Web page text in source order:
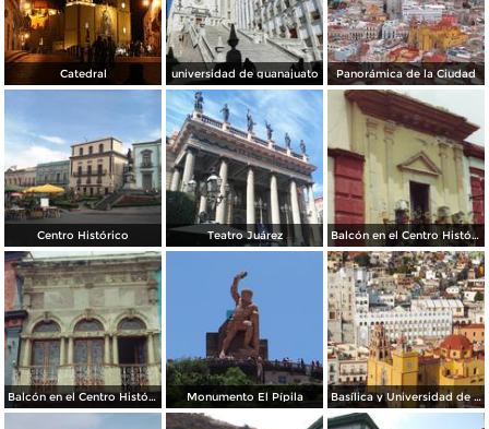
Catedral universidad de guanajuato Panorámica de la Ciudad
Centro Histórico Teatro Juárez Balcón en el Centro Histórico
Balcón en el Centro Histórico Monumento El Pípila Basílica y Universidad de Guanajuato